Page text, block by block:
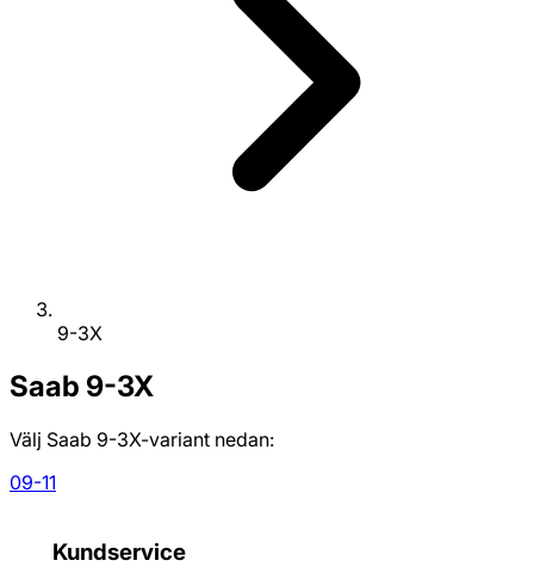
9-3X
Saab 9-3X
Välj Saab 9-3X-variant nedan:
09-11
Kundservice